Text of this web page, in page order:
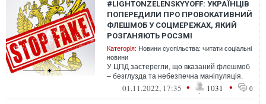
#LIGHTONZELENSKYYOFF: УКРАЇНЦІВ
ПОПЕРЕДИЛИ ПРО ПРОВОКАТИВНИЙ
ФЛЕШМОБ У СОЦМЕРЕЖАХ, ЯКИЙ
РОЗГАНЯЮТЬ РОСЗМІ
Категорія: Новини суспільства: читати соціальні
новини
У ЦПД застерегли, що вказаний флешмоб
– безглузда та небезпечна маніпуляція.
01.11.2022, 17:35 • 1031 • 0